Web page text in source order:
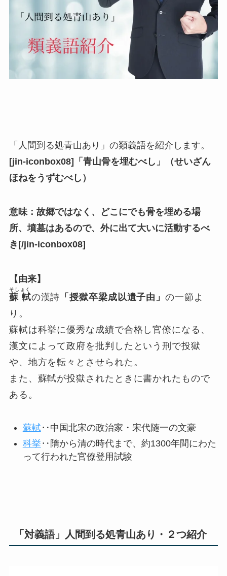
「人間到る処青山あり」の類義語を紹介します。
[jin-iconbox08] 「青山骨を埋むべし」（せいざん
ほねをうずむべし）
意味：故郷ではなく、どこにでも骨を埋める場
所、墳墓はあるので、外に出て大いに活動するべ
き [/jin-iconbox08]
【由来】
蘇 軾
そしょく
の漢詩 「授獄卒梁成以遺子由」の一節よ
り。
蘇軾は科挙に優秀な成績で合格し官僚になる 、
漢文によって政府を批判したという刑で投獄
や、地方を転々とさせられた。
また、蘇軾が投獄されたときに書かれたもので
ある。
蘇軾 ‥中国北宋の政治家・宋代随一の文豪
科挙 ‥隋から清の時代まで、約1300年間にわた
って行われた官僚登用試験
「対義語」人間到る処青山あり・２つ紹介